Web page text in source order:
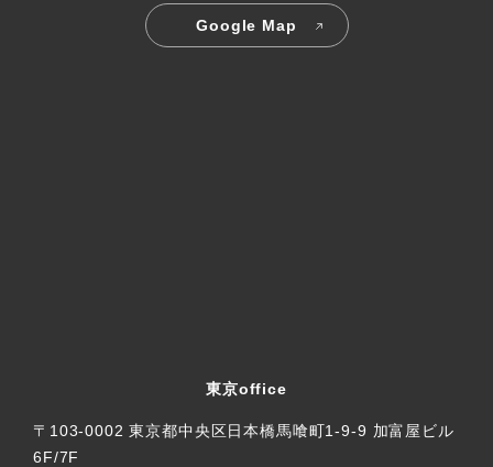
Google Map
東京office
〒103-0002 東京都中央区日本橋馬喰町1-9-9 加富屋ビル
6F/7F